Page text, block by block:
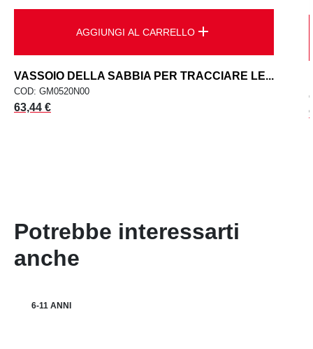
AGGIUNGI AL CARRELLO add
VASSOIO DELLA SABBIA PER TRACCIARE LE...
COD: GM0520N00
Prezzo
63,44 €
Potrebbe interessarti
anche
6-11 ANNI